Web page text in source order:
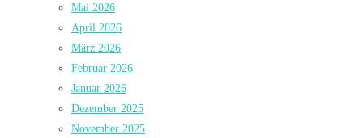
Mai 2026
April 2026
März 2026
Februar 2026
Januar 2026
Dezember 2025
November 2025